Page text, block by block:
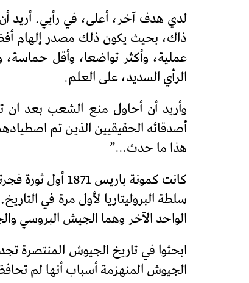
لدي هدف آخر، أعلى، في رأيي. أريد
ذاك، بحيث يكون ذلك مصدر إلهام
عملية، وأكثر تواضعا، وأقل
الرأي السديد، على العلم.
وأريد أن أحاول منع الشعب بعد ان
أصدقائه الحقيقيين الذين تم
هذا ما حدث…”
كانت كمونة
سلطة البروليتاريا لأول مرة في
الواحد الآخر وهما الجيش البروسي
ابحثوا في تاريخ الجيوش المنتصرة
الجيوش المنهزمة أسباب أنها لم